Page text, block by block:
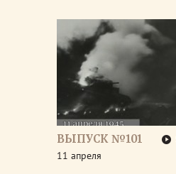
ВЫПУСК №101
11 апреля